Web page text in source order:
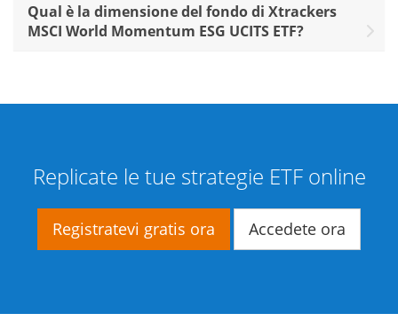
Qual è la dimensione del fondo di Xtrackers
MSCI World Momentum ESG UCITS ETF?
Replicate le tue strategie ETF online
Registratevi gratis ora Accedete ora